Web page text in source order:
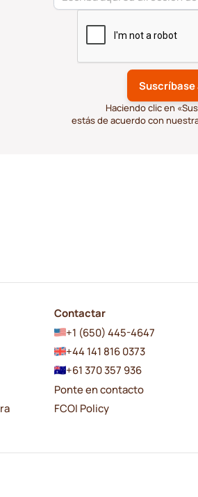
Haciendo clic en
estás de acuerdo con
Contactar
+1 (650) 445-4647
+44 141 816 0373
+61 370 357 936
Ponte en contacto
FCOI Policy